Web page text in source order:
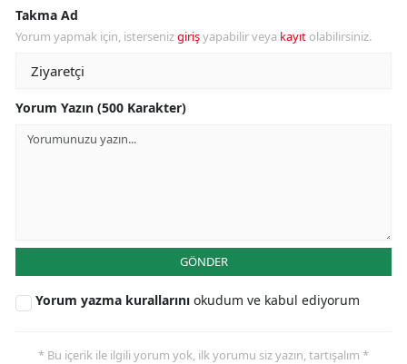
Takma Ad
Yorum yapmak için, istersenizgirişyapabilir veya kayıt olabilirsiniz.
Yorum Yazın (500 Karakter)
GÖNDER
Yorum yazma kurallarını okudum ve kabul ediyorum
* Bu içerik ile ilgili yorum yok, ilk yorumu siz yazın, tartışalım *